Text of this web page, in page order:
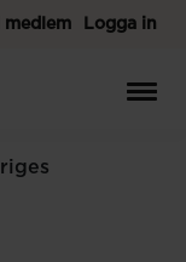
Logga in
medlem